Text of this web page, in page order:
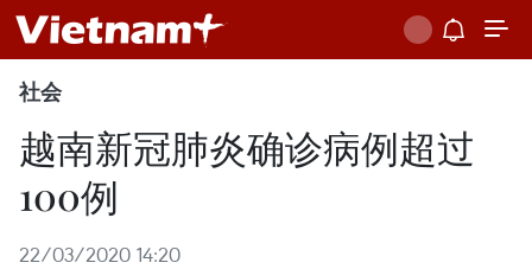
社会
越南新冠肺炎确诊病例超过
100例
22/03/2020 14:20